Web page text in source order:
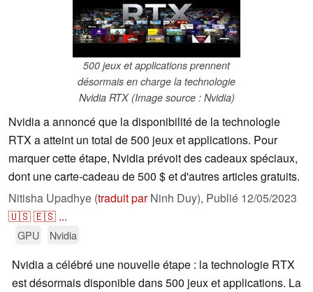
500 jeux et applications prennent
désormais en charge la technologie
Nvidia RTX (Image source : Nvidia)
Nvidia a annoncé que la disponibilité de la technologie
RTX a atteint un total de 500 jeux et applications. Pour
marquer cette étape, Nvidia prévoit des cadeaux spéciaux,
dont une carte-cadeau de 500 $ et d'autres articles gratuits.
Nitisha Upadhye (traduit parNinh Duy), Publié 12/05/2023
🇺🇸🇪🇸 ...
GPU Nvidia
Nvidia a célébré une nouvelle étape : la technologie RTX
est désormais disponible dans 500 jeux et applications. La